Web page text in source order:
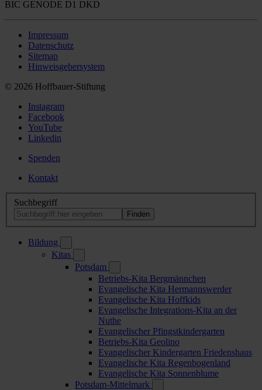
BIC GENODE D1 DKD
Impressum
Datenschutz
Sitemap
Hinweisgebersystem
© 2026 Hoffbauer-Stiftung
Instagram
Facebook
YouTube
Linkedin
Spenden
Kontakt
Suchbegriff
Bildung
Kitas
Potsdam
Betriebs-Kita Bergmännchen
Evangelische Kita Hermannswerder
Evangelische Kita Hoffkids
Evangelische Integrations-Kita an der
Nuthe
Evangelischer Pfingstkindergarten
Betriebs-Kita Geolino
Evangelischer Kindergarten Friedenshaus
Evangelische Kita Regenbogenland
Evangelische Kita Sonnenblume
Potsdam-Mittelmark